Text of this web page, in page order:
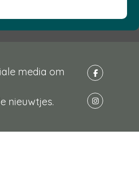
media om
nieuwtjes.